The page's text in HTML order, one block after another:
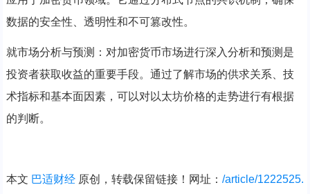
数据的安全性、透明性和不可篡改性。
就市场分析与预测：对加密货币市场进行深入分析和预测是
投资者获取收益的重要手段。通过了解市场的供求关系、技
术指标和基本面因素，可以对以太坊价格的走势进行有根据
的判断。
本文 巴适财经原创，转载保留链接！网址： /article/1222525.